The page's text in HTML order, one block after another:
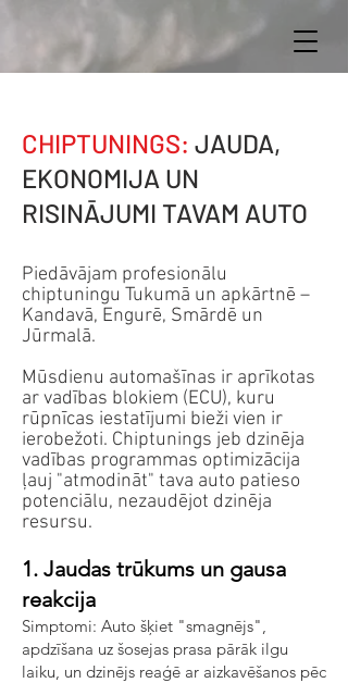
CHIPTUNINGS: JAUDA,
EKONOMIJA UN
RISINĀJUMI TAVAM AUTO
Piedāvājam profesionālu
chiptuningu Tukumā un apkārtnē –
Kandavā, Engurē, Smārdē un
Jūrmalā.
Mūsdienu automašīnas ir aprīkotas
ar vadības blokiem (ECU), kuru
rūpnīcas iestatījumi bieži vien ir
ierobežoti. Chiptunings jeb dzinēja
vadības programmas optimizācija
ļauj "atmodināt" tava auto patieso
potenciālu, nezaudējot dzinēja
resursu.
1. Jaudas trūkums un gausa
reakcija
Simptomi: Auto šķiet "smagnējs",
apdzīšana uz šosejas prasa pārāk ilgu
laiku, un dzinējs reaģē ar aizkavēšanos pēc